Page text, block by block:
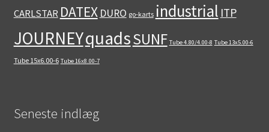
CARLSTAR DATEX DURO go-karts industrial ITP
JOURNEYquadsSUNF Tube 4.80/4.00-8 Tube 13x5.00-6
Tube 15x6.00-6 Tube 16x8.00-7
Seneste indlæg